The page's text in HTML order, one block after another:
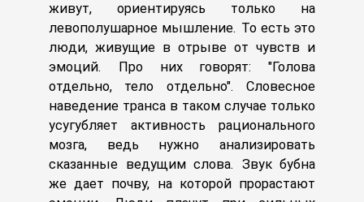
живут, ориентируясь только на
левополушарное мышление. То есть это
люди, живущие в отрыве от чувств и
эмоций. Про них говорят: "Голова
отдельно, тело отдельно". Словесное
наведение транса в таком случае только
усугубляет активность рационального
мозга, ведь нужно анализировать
сказанные ведущим слова. Звук бубна
же дает почву, на которой прорастают